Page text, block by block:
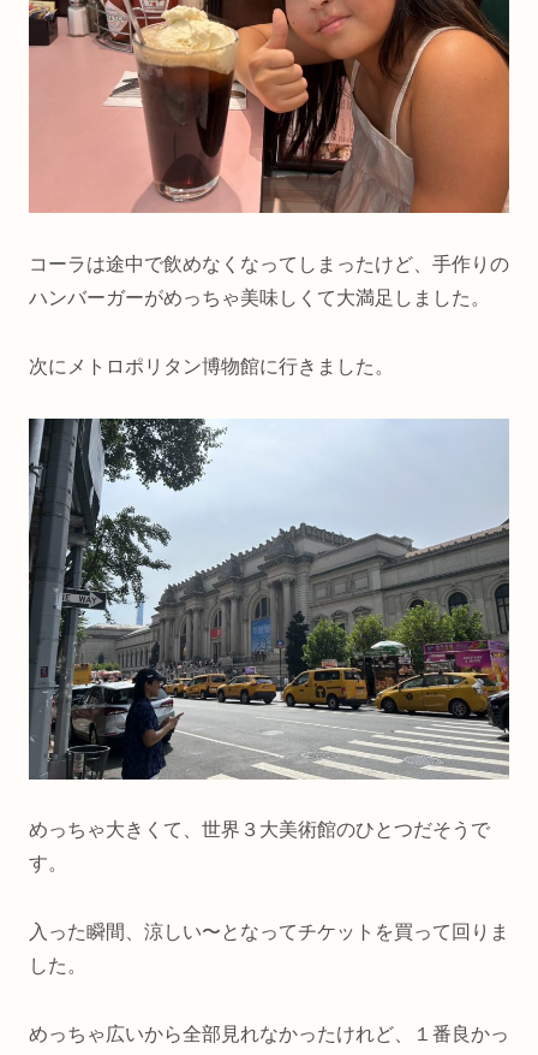
コーラは途中で飲めなくなってしまったけど、手作りの
ハンバーガーがめっちゃ美味しくて大満足しました。
次にメトロポリタン博物館に行きました。
めっちゃ大きくて、世界３大美術館のひとつだそうで
す。
入った瞬間、涼しい〜となってチケットを買って回りま
した。
めっちゃ広いから全部見れなかったけれど、１番良かっ